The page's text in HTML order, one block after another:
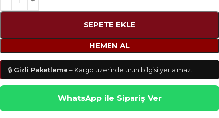
SEPETE EKLE
HEMEN AL
🔒 Gizli Paketleme – Kargo üzerinde ürün bilgisi yer almaz.
WhatsApp ile Sipariş Ver